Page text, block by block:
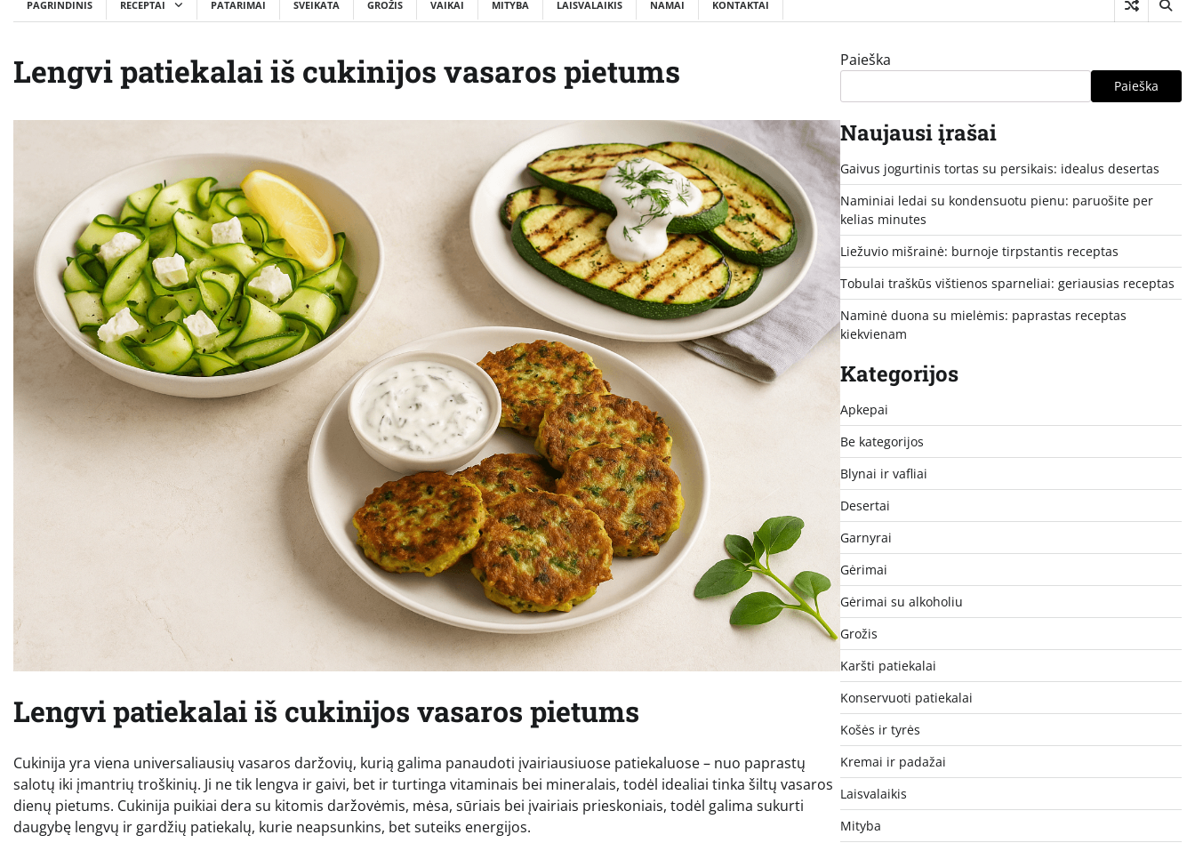
PAGRINDINIS RECEPTAI PATARIMAI SVEIKATA GROŽIS VAIKAI MITYBA LAISVALAIKIS NAMAI KONTAKTAI
Lengvi patiekalai iš cukinijos vasaros pietums
Lengvi patiekalai iš cukinijos vasaros pietums
Cukinija yra viena universaliausių vasaros daržovių, kurią galima panaudoti įvairiausiuose patiekaluose – nuo paprastų
salotų iki įmantrių troškinių. Ji ne tik lengva ir gaivi, bet ir turtinga vitaminais bei mineralais, todėl idealiai tinka šiltų vasaros
dienų pietums. Cukinija puikiai dera su kitomis daržovėmis, mėsa, sūriais bei įvairiais prieskoniais, todėl galima sukurti
daugybę lengvų ir gardžių patiekalų, kurie neapsunkins, bet suteiks energijos.
Paieška
Paieška
Naujausi įrašai
Gaivus jogurtinis tortas su persikais: idealus desertas
Naminiai ledai su kondensuotu pienu: paruošite per
kelias minutes
Liežuvio mišrainė: burnoje tirpstantis receptas
Tobulai traškūs vištienos sparneliai: geriausias receptas
Naminė duona su mielėmis: paprastas receptas
kiekvienam
Kategorijos
Apkepai
Be kategorijos
Blynai ir vafliai
Desertai
Garnyrai
Gėrimai
Gėrimai su alkoholiu
Grožis
Karšti patiekalai
Konservuoti patiekalai
Košės ir tyrės
Kremai ir padažai
Laisvalaikis
Mityba